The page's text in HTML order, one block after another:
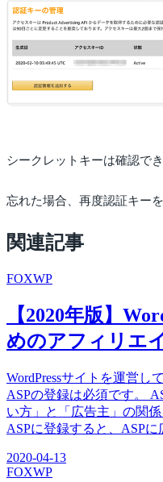
シークレットキーは確認で
忘れた場合、再度認証キー
関連記事
FOXWP
【2020年版】
めのアフィリエ
WordPressサイトを運営し
ASPの登録は必須です。
い方」と「広告主」の関
ASPに登録すると、ASP
2020-04-13
FOXWP